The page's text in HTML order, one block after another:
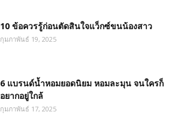
10 ข้อควรรู้ก่อนตัดสินใจแว็กซ์ขนน้องสาว
กุมภาพันธ์ 19, 2025
6 แบรนด์น้ำหอมยอดนิยม หอมละมุน จนใครก็
อยากอยู่ใกล้
กุมภาพันธ์ 17, 2025